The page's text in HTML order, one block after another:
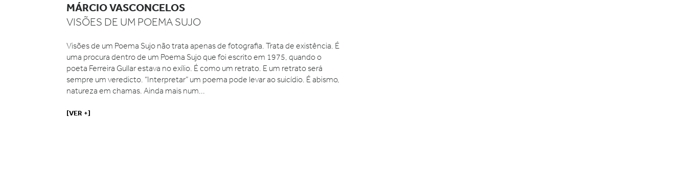
MÁRCIO VASCONCELOS
VISÕES DE UM POEMA SUJO
Visões de um Poema Sujo não trata apenas de fotografia. Trata de existência. É
uma procura dentro de um Poema Sujo que foi escrito em 1975, quando o
poeta Ferreira Gullar estava no exílio. É como um retrato. E um retrato será
sempre um veredicto. “Interpretar” um poema pode levar ao suicídio. É abismo,
natureza em chamas. Ainda mais num...
[VER +]